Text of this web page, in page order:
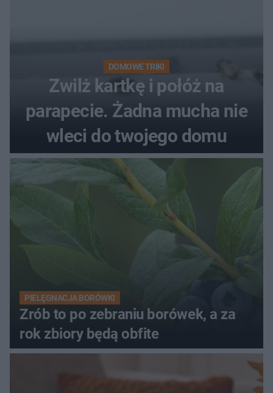
DOMOWE TRIKI
Zwilż kartkę i połóż na
parapecie. Żadna mucha nie
wleci do twojego domu
PIELĘGNACJA BORÓWKI
Zrób to po zebraniu borówek, a za
rok zbiory będą obfite